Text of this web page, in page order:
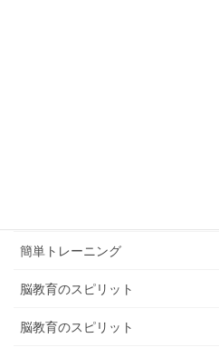
簡単トレーニング
脳教育のスピリット
脳教育のスピリット